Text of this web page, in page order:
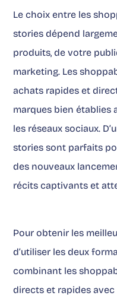
Le choix entre les
stories dépend
produits, de votre
marketing. Les
achats rapides et
marques bien établies
les réseaux sociaux.
stories sont parfaits
des nouveaux
récits captivants et
Pour obtenir les
d’utiliser les deux
combinant les
directs et rapides